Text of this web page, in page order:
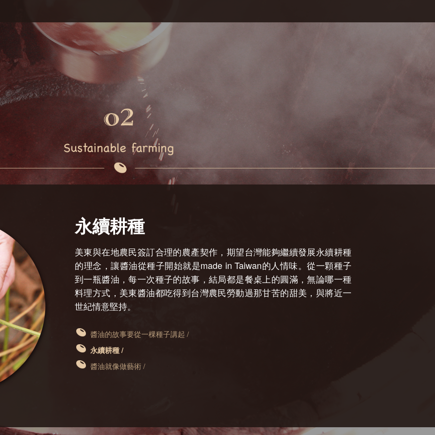
永續耕種
美東與在地農民簽訂合理的農產契作，期望台灣能夠繼續發展永續耕種
的理念，讓醬油從種子開始就是made in Taiwan的人情味。從一顆種子
到一瓶醬油，每一次種子的故事，結局都是餐桌上的圓滿，無論哪一種
料理方式，美東醬油都吃得到台灣農民勞動過那甘苦的甜美，與將近一
世紀情意堅持。
醬油的故事要從一棵種子講起 /
永續耕種 /
醬油就像做藝術 /